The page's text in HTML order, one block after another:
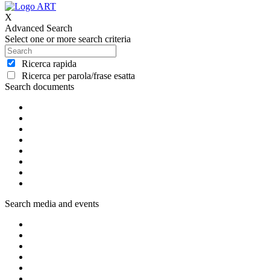
X
Advanced Search
Select one or more search criteria
Ricerca rapida
Ricerca per parola/frase esatta
Search documents
Search media and events